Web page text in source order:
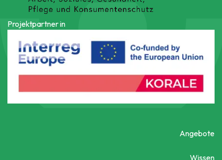
Projektpartner in
Angebote
Wissen